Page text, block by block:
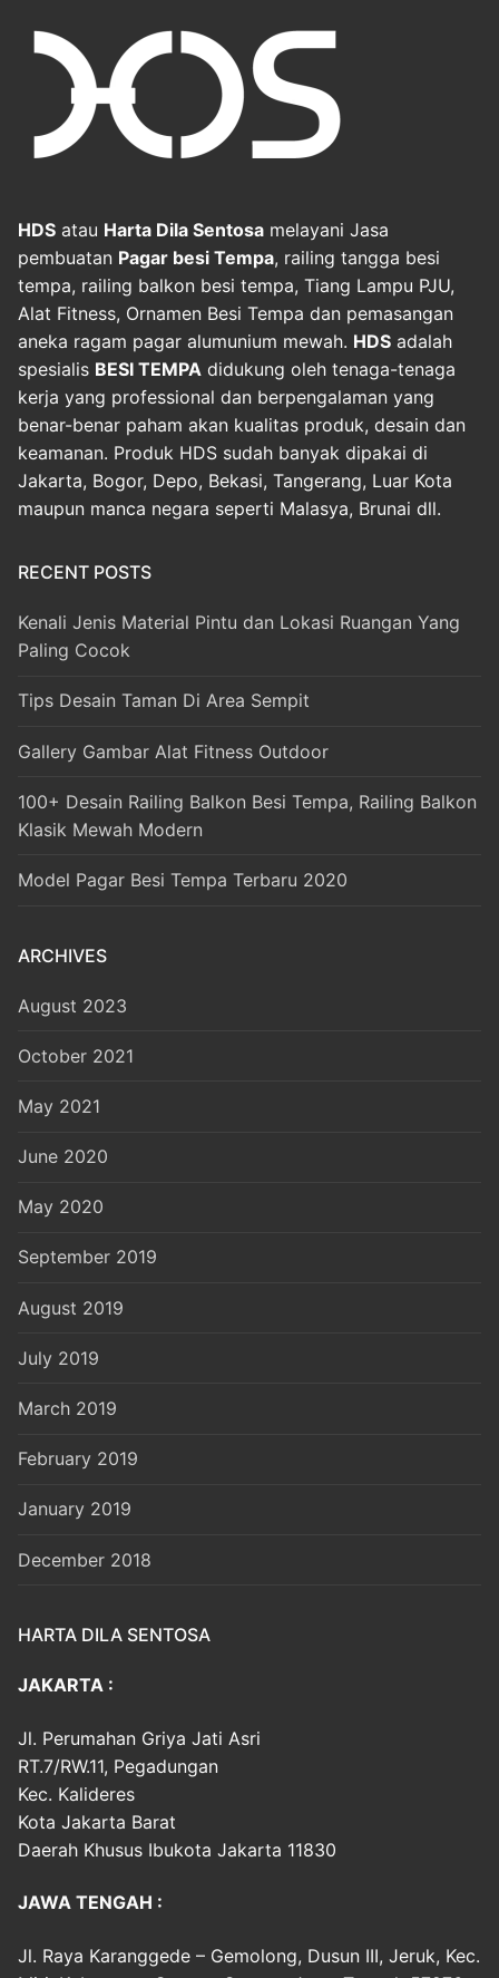
HDS atau Harta Dila Sentosa melayani Jasa
pembuatan Pagar besi Tempa, railing tangga besi
tempa, railing balkon besi tempa, Tiang Lampu PJU,
Alat Fitness, Ornamen Besi Tempa dan pemasangan
aneka ragam pagar alumunium mewah. HDS adalah
spesialis BESI TEMPA didukung oleh tenaga-tenaga
kerja yang professional dan berpengalaman yang
benar-benar paham akan kualitas produk, desain dan
keamanan. Produk HDS sudah banyak dipakai di
Jakarta, Bogor, Depo, Bekasi, Tangerang, Luar Kota
maupun manca negara seperti Malasya, Brunai dll.
RECENT POSTS
Kenali Jenis Material Pintu dan Lokasi Ruangan Yang
Paling Cocok
Tips Desain Taman Di Area Sempit
Gallery Gambar Alat Fitness Outdoor
100+ Desain Railing Balkon Besi Tempa, Railing Balkon
Klasik Mewah Modern
Model Pagar Besi Tempa Terbaru 2020
ARCHIVES
August 2023
October 2021
May 2021
June 2020
May 2020
September 2019
August 2019
July 2019
March 2019
February 2019
January 2019
December 2018
HARTA DILA SENTOSA
JAKARTA :
Jl. Perumahan Griya Jati Asri
RT.7/RW.11, Pegadungan
Kec. Kalideres
Kota Jakarta Barat
Daerah Khusus Ibukota Jakarta 11830
JAWA TENGAH :
Jl. Raya Karanggede – Gemolong, Dusun III, Jeruk, Kec.